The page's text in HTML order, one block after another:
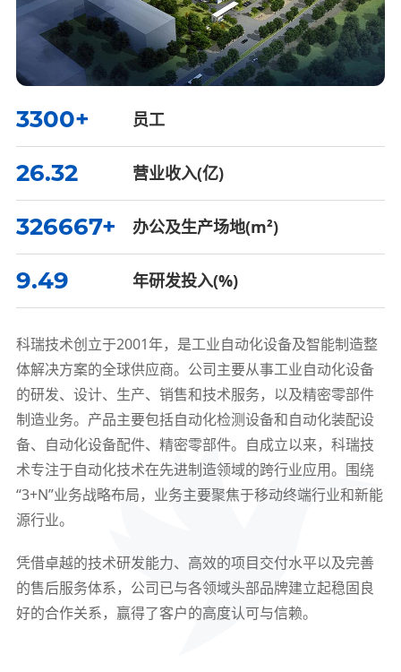
3300+ 员工
26.32 营业收入(亿)
350000+ 办公及生产场地(m²)
10.49 年研发投入(%)
科瑞技术创立于2001年，是工业自动化设备及智能制造整
体解决方案的全球供应商。公司主要从事工业自动化设备
的研发、设计、生产、销售和技术服务，以及精密零部件
制造业务。产品主要包括自动化检测设备和自动化装配设
备、自动化设备配件、精密零部件。自成立以来，科瑞技
术专注于自动化技术在先进制造领域的跨行业应用。围绕
“3+N”业务战略布局，业务主要聚焦于移动终端行业和新能
源行业。
凭借卓越的技术研发能力、高效的项目交付水平以及完善
的售后服务体系，公司已与各领域头部品牌建立起稳固良
好的合作关系，赢得了客户的高度认可与信赖。